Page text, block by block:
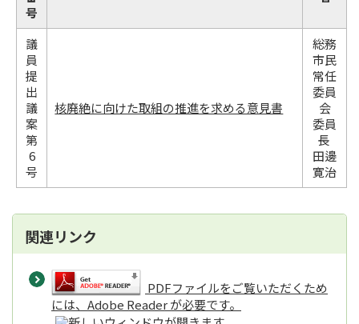
号
議
員
提
出
議
案
第
6
号
核廃絶に向けた取組の推進を求める意見書
総務
市民
常任
委員
会
委員
長
田邊
寛治
関連リンク
PDFファイルをご覧いただくため
には、Adobe Reader が必要です。